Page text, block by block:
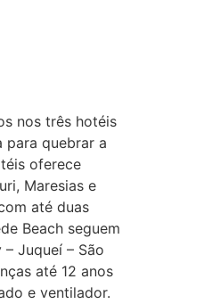
nos três hotéis
para quebrar a
oferece
Maresias e
até duas
Beach seguem
Juqueí – São
até 12 anos
e ventilador.